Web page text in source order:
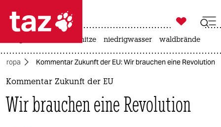
 taz zahl ich
taz zahl ich
politik

taz zahl ich
hitze niedrigwasser waldbrände
Kommentar Zukunft der EU: Wir brauchen eine Revolution
Kommentar Zukunft der EU
Wir brauchen eine Revolution